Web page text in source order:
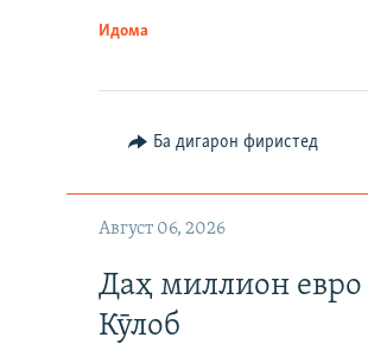
Идома
Ба дигарон фиристед
Август 06, 2026
Даҳ миллион евро
Кӯлоб